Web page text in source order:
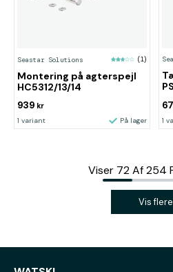
Seastar Solutions (1)
Montering på agterspejl
HC5312/13/14
939 kr
1 variant På lager
PS
1
Viser 72Af254
Vis flere